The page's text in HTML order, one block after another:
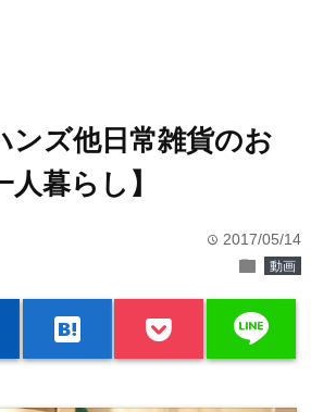
ンズ他日常雑貨のお
暮らし】
time 2017/05/14
folder 動画
hatenabookmark line